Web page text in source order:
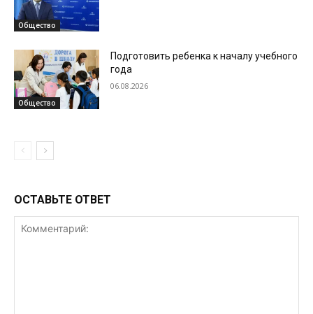
Общество
Общество
Подготовить ребенка к началу учебного
года
06.08.2026
ОСТАВЬТЕ ОТВЕТ